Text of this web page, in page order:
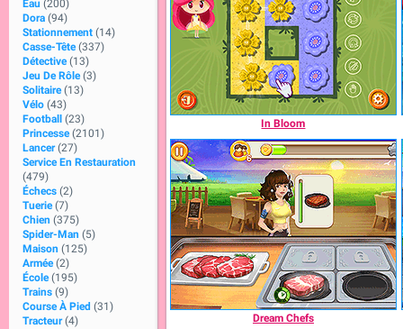
Eau (200)
Dora (94)
Stationnement (14)
Casse-Tête (337)
Détective (13)
Jeu De Rôle (3)
Solitaire (13)
Vélo (43)
Football
(23)
Princesse (2101)
Lancer (27)
Service En Restauration
(479)
Échecs (2)
Tuerie (7)
Chien (375)
Spider-Man (5)
Maison (125)
Armée (2)
École (195)
Trains (9)
Course À Pied (31)
Tracteur (4)
In Bloom
Dream Chefs